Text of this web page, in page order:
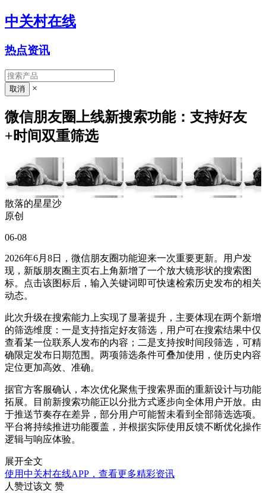
中关村在线
热点资讯
×
微信朋友圈上线新搜索功能：支持好友
+时间双重筛选
散落的星星沙
原创
06-08
2026年6月8日，微信朋友圈功能迎来一次重要更新。用户发
现，新版朋友圈主页右上角新增了一个放大镜形状的搜索图
标。点击该图标后，输入关键词即可快速检索历史发布的相关
动态。
此次升级在搜索能力上实现了显著提升，主要体现在两个新增
的筛选维度：一是支持指定好友筛选，用户可在搜索结果中仅
查看某一位联系人发布的内容；二是支持按时间段筛选，可精
确限定发布日期范围。两项筛选条件可叠加使用，使历史内容
定位更加高效、准确。
据官方客服确认，本次优化聚焦于搜索界面的重新设计与功能
拓展。目前新搜索功能正以分批方式逐步向全体用户开放。由
于推送节奏存在差异，部分用户可能暂未看到全部筛选选项。
平台将持续推进功能覆盖，并根据实际使用反馈不断优化操作
逻辑与响应体验。
展开全文
使用中关村在线APP，查看更多精彩资讯
人赞过该文 赞